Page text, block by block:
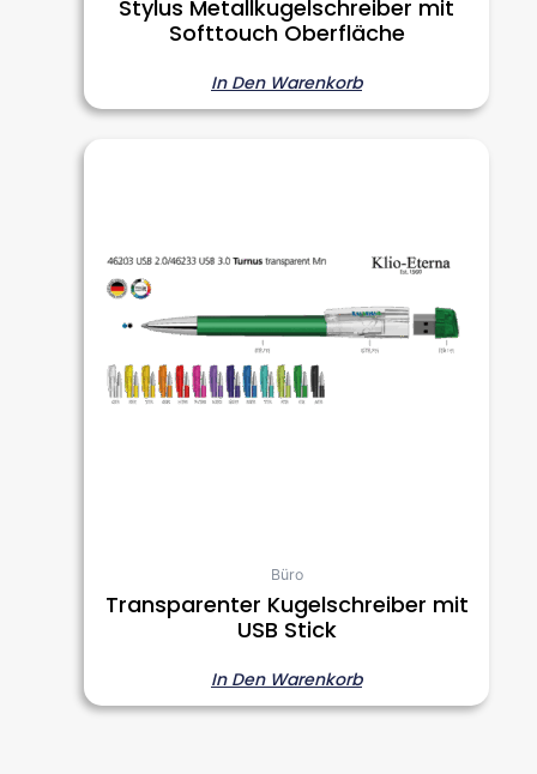
Stylus Metallkugelschreiber mit
Softtouch Oberfläche
In Den Warenkorb
Büro
Transparenter Kugelschreiber mit
USB Stick
In Den Warenkorb